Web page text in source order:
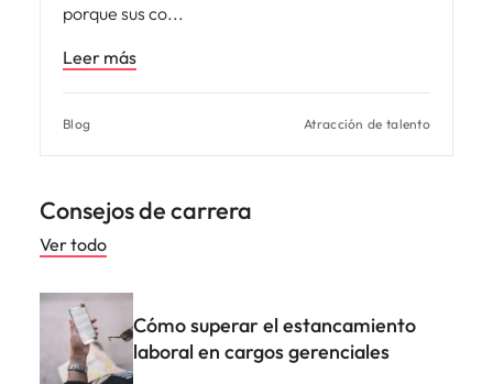
porque sus co
Leer más
Blog Atracción de talento
Consejos de carrera
Ver todo
Cómo superar el estancamiento
laboral en cargos gerenciales